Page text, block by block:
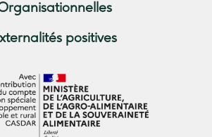
positives